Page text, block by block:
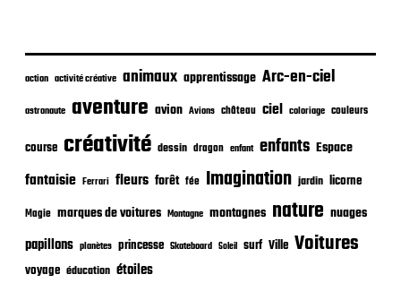
l
i
a
i
n
action activité créative animaux apprentissage Arc-en-ciel
astronaute aventure avion Avions château ciel coloriage couleurs
course créativité dessin dragon enfant enfants Espace
fantaisie Ferrari fleurs forêt fée Imagination jardin licorne
Magie marques de voitures Montagne montagnes nature nuages
papillons planètes princesse Skateboard Soleil surf Ville Voitures
voyage éducation étoiles